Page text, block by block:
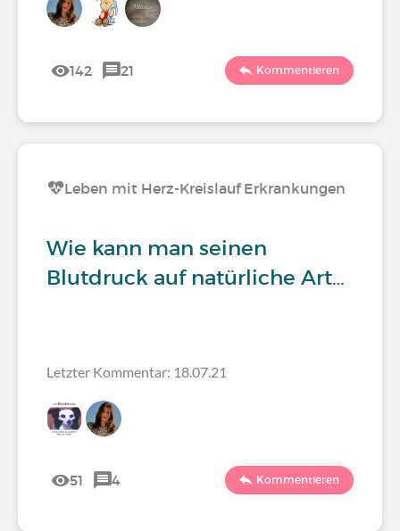
142 21 Kommentieren
Leben mit Herz-Kreislauf Erkrankungen
Wie kann man seinen
Blutdruck auf natürliche Art…
Letzter Kommentar: 18.07.21
51 4 Kommentieren